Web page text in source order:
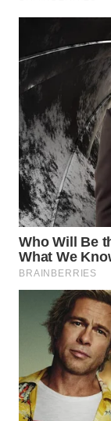
WALINKI
MAWAKA
ID
MARTABAT
NET
PLN
WATCH
LPKKI
LKKI
KOPEKLIN